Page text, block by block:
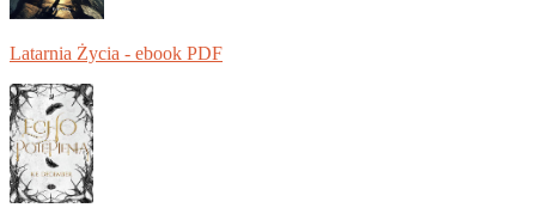
Latarnia Życia - ebook PDF